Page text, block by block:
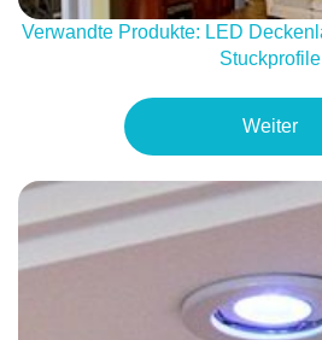
Verwandte Produkte: LED
Stuckprofile
Weiter